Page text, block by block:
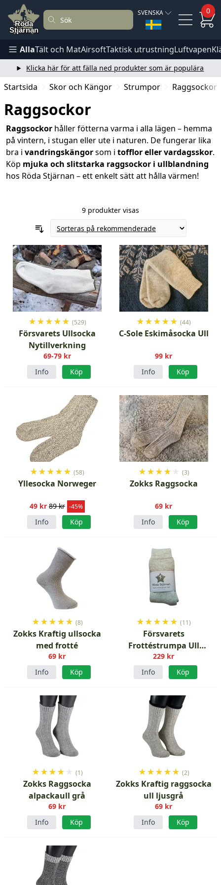
SVENSKA 0
AllaTält och MatAirsoftTaktisk utrustningLuftvapen
Klicka här för att fälla ned produkter som är populära
Startsida Skor och Kängor Strumpor Raggsockor
Raggsockor
Raggsockor håller fötterna varma i alla lägen – hemma
på vintern, i stugan eller ute i naturen. De fungerar lika
bra i vandringskängorsom i tofflor eller vardagsskor.
Köp mjuka och slitstarka raggsockor i ullblandning
hos Röda Stjärnan – ett enkelt sätt att hålla värmen!
9 produkter visas
★★★★★ (529)
Försvarets Ullsocka
Nytillverkning
69-79 kr
Info
Köp
★★★★★ (44)
C-Sole Eskimåsocka Ull
99 kr
Info
Köp
★★★★★ (58)
Yllesocka Norweger
49 kr 89 kr -45%
Info Köp
★★★★ ★ (3)
Zokks Raggsocka
69 kr
Info
Köp
★★★★★ (8)
Zokks Kraftig ullsocka
med frotté
69 kr
Info
Köp
★★★★★ (11)
Försvarets
Frottéstrumpa Ull
M/1957 Nytillverkad
229 kr
Info
Köp
★★★★ ★ (1)
Zokks Raggsocka
alpackaull grå
69 kr
Info
Köp
★★★★★ (2)
Zokks Kraftig raggsocka
ull ljusgrå
69 kr
Info
Köp